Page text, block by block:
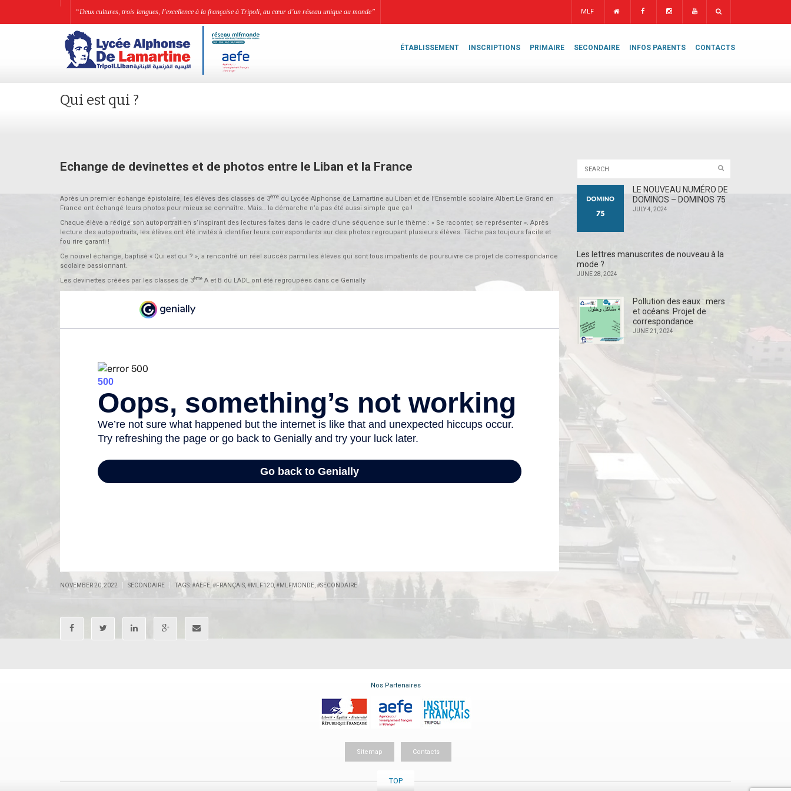
“Deux cultures, trois langues, l’excellence à la française à Tripoli, au cœur d’un réseau unique au monde” MLF
ÉTABLISSEMENT INSCRIPTIONS PRIMAIRE SECONDAIRE INFOS PARENTS CONTACTS
Qui est qui ?
Echange de devinettes et de photos entre le Liban et la France
Après un premier échange épistolaire, les élèves des classes de 3ème du Lycée Alphonse de Lamartine au Liban et de l’Ensemble scolaire Albert Le Grand en
France ont échangé leurs photos pour mieux se connaître. Mais… la démarche n’a pas été aussi simple que ça !
Chaque élève a rédigé son autoportrait en s’inspirant des lectures faites dans le cadre d’une séquence sur le thème : « Se raconter, se représenter ». Après
lecture des autoportraits, les élèves ont été invités à identifier leurs correspondants sur des photos regroupant plusieurs élèves. Tâche pas toujours facile et
fou rire garanti !
Ce nouvel échange, baptisé « Qui est qui ? », a rencontré un réel succès parmi les élèves qui sont tous impatients de poursuivre ce projet de correspondance
scolaire passionnant.
Les devinettes créées par les classes de 3ème A et B du LADL ont été regroupées dans ce Genially
NOVEMBER 20, 2022 | SECONDAIRE TAGS:#AEFE #FRANÇAIS #MLF120 #MLFMONDE #SECONDAIRE
LE NOUVEAU NUMÉRO DE
DOMINOS – DOMINOS 75
JULY 4, 2024
Les lettres manuscrites de nouveau à la
mode ?
JUNE 28, 2024
Pollution des eaux : mers
et océans. Projet de
correspondance
JUNE 21, 2024
Nos Partenaires
Sitemap Contacts
TOP